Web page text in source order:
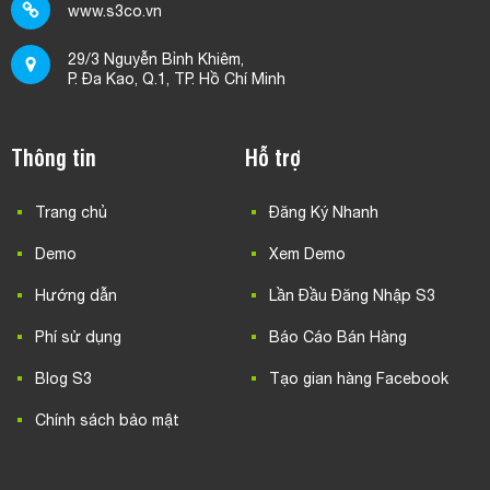
www.s3co.vn
29/3 Nguyễn Bỉnh Khiêm,
P. Đa Kao, Q.1, TP. Hồ Chí Minh
Thông tin
Trang chủ
Demo
Hướng dẫn
Phí sử dụng
Blog S3
Chính sách bảo mật
Hỗ trợ
Đăng Ký Nhanh
Xem Demo
Lần Đầu Đăng Nhập S3
Báo Cáo Bán Hàng
Tạo gian hàng Facebook